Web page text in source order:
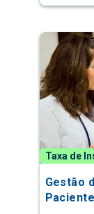
Taxa de
Gestão